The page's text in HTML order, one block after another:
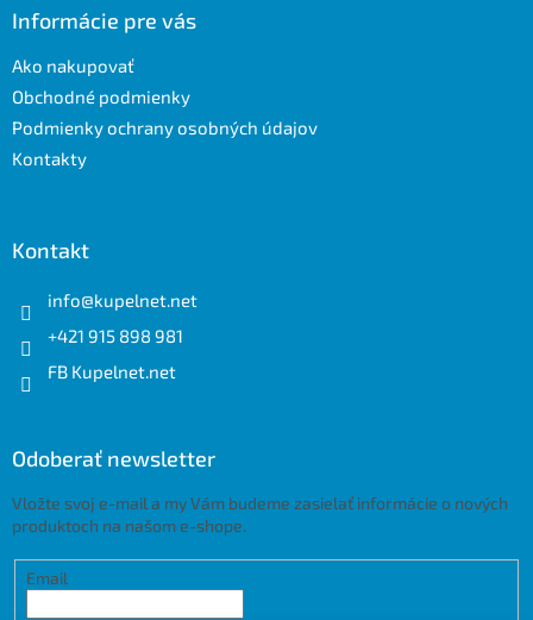
Informácie pre vás
Ako nakupovať
Obchodné podmienky
Podmienky ochrany osobných údajov
Kontakty
Kontakt
info@kupelnet.net
+421 915 898 981
FB Kupelnet.net
Odoberať newsletter
Vložte svoj e-mail a my Vám budeme zasielať informácie o nových
produktoch na našom e-shope.
Email